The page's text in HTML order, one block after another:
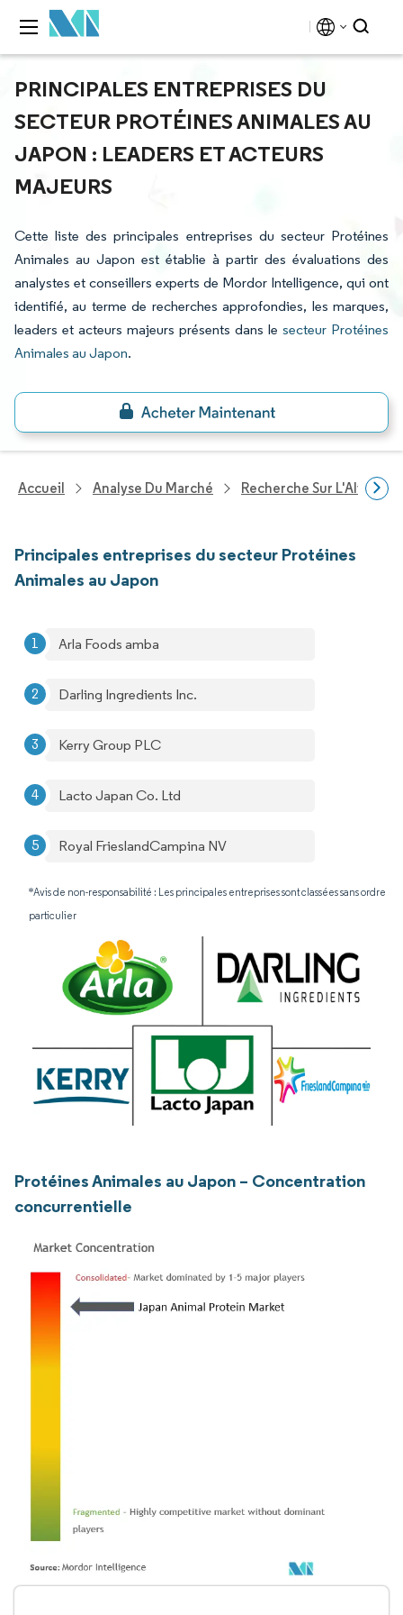
PRINCIPALES ENTREPRISES DU
SECTEUR PROTÉINES ANIMALES AU
JAPON : LEADERS ET ACTEURS
MAJEURS
Cette liste des principales entreprises du secteur Protéines
Animales au Japon est établie à partir des évaluations des
analystes et conseillers experts de Mordor Intelligence, qui ont
identifié, au terme de recherches approfondies, les marques,
leaders et acteurs majeurs présents dans le secteur Protéines
Animales au Japon.
Accueil Analyse Du Marché Recherche Sur
Principales entreprises du secteur Protéines
Animales au Japon
Arla Foods amba
Darling Ingredients Inc.
Kerry Group PLC
Lacto Japan Co. Ltd
Royal FrieslandCampina NV
*Avis de non-responsabilité : Les principales entreprises sont classées sans ordre
particulier
Protéines Animales au Japon – Concentration
concurrentielle